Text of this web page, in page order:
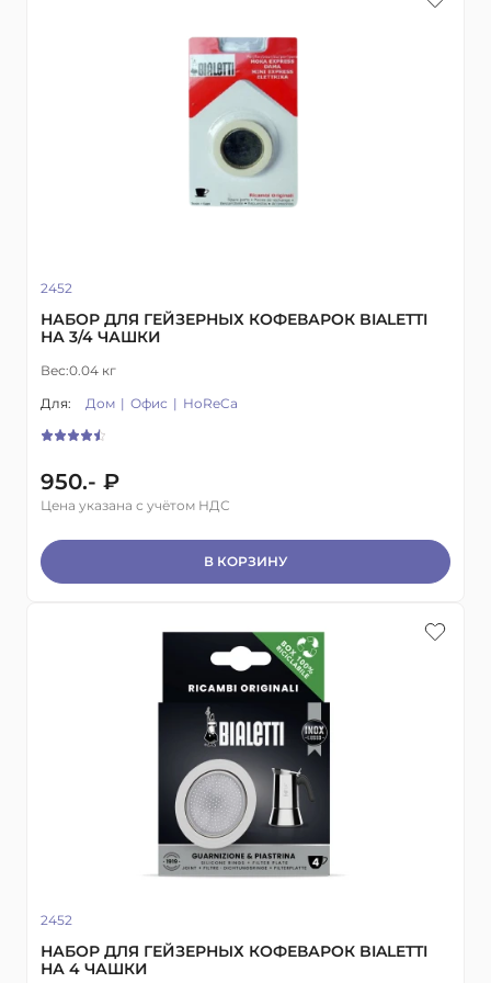
2452
НАБОР ДЛЯ ГЕЙЗЕРНЫХ КОФЕВАРОК BIALETTI
НА 3/4 ЧАШКИ
Вес:0.04 кг
Для:
Дом Офис HoReCa
950.- ₽
Цена указана с учётом НДС
В КОРЗИНУ
2452
НАБОР ДЛЯ ГЕЙЗЕРНЫХ КОФЕВАРОК BIALETTI
НА 4 ЧАШКИ